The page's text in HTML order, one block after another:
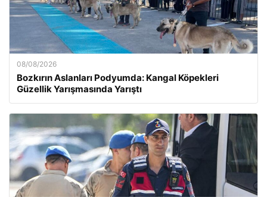
08/08/2026
Bozkırın Aslanları Podyumda: Kangal Köpekleri
Güzellik Yarışmasında Yarıştı